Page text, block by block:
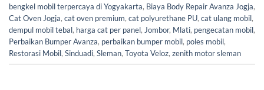
bengkel mobil terpercaya di Yogyakarta, Biaya Body Repair Avanza Jogja,
Cat Oven Jogja, cat oven premium, cat polyurethane PU, cat ulang mobil,
dempul mobil tebal, harga cat per panel, Jombor, Mlati, pengecatan mobil,
Perbaikan Bumper Avanza, perbaikan bumper mobil, poles mobil,
Restorasi Mobil, Sinduadi, Sleman, Toyota Veloz, zenith motor sleman